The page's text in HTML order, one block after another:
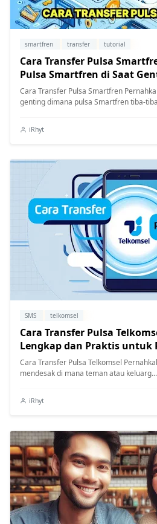
smartfren transfer tutorial
Cara Transfer Pulsa
Pulsa Smartfren di Saat
Cara Transfer Pulsa Smartfren Pernahkah Anda mengalami situasi
genting dimana pulsa Smartfren tiba-
iRhyt
SMS telkomsel
Cara Transfer Pulsa
Lengkap dan Praktis untuk
Indonesia
Cara Transfer Pulsa Telkomsel Pernahkah Anda mengalami situasi
mendesak di mana teman atau keluarg...
iRhyt